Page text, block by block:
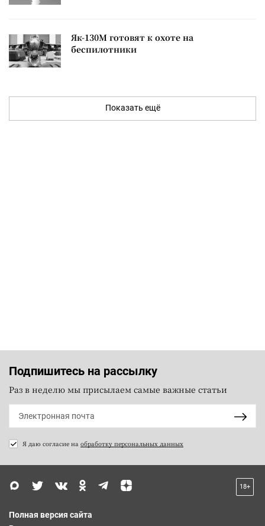
Як-130М готовят к охоте на
беспилотники
Показать ещё
Подпишитесь на рассылку
Раз в неделю мы присылаем самые важные статьи
Я даю согласие на обработку персональных данных
18+
Полная версия сайта